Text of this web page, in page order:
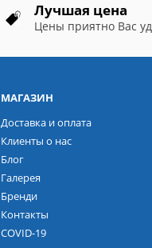
Лучшая цена
Цены приятно Вас
МАГАЗИН
Доставка и оплата
Клиенты о нас
Блог
Галерея
Бренди
Контакты
COVID-19